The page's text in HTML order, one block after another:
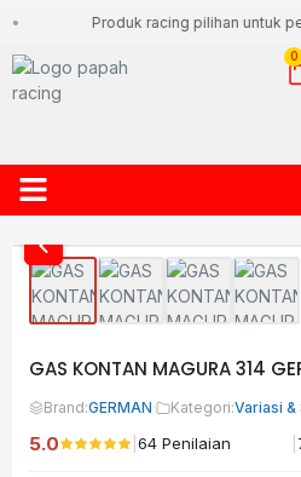
Produk racing pilihan untuk
0
GAS KONTAN MAGURA 314
Brand:GERMAN· Kategori:Variasi &
5.0 64 Penilaian